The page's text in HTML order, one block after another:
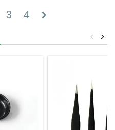
3 4 chevron_right
>
<